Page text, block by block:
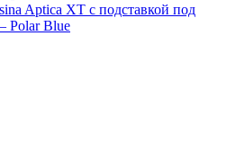
Aptica XT с подставкой под
Polar Blue